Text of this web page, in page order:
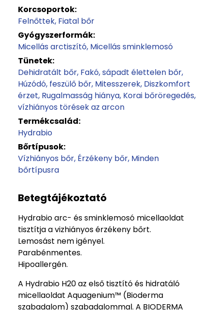
Korcsoportok:
Felnőttek Fiatal bőr
Gyógyszerformák:
Micellás arctiszító Micellás sminklemosó
Tünetek:
Dehidratált bőr Fakó, sápadt élettelen bőr
Húzódó, feszülő bőr Mitesszerek Diszkomfort
érzet Rugalmasság hiánya Korai bőröregedés,
vízhiányos törések az arcon
Termékcsalád:
Hydrabio
Bőrtípusok:
Vízhiányos bőr Érzékeny bőr Minden
bőrtípusra
Betegtájékoztató
Hydrabio arc- és sminklemosó micellaoldat
tisztítja a vizhiányos érzékeny bőrt.
Lemosást nem igényel.
Parabénmentes.
Hipoallergén.
A Hydrabio H20 az első tisztító és hidratáló
micellaoldat Aquagenium™ (Bioderma
szabadalom) szabadalommal. A BIODERMA